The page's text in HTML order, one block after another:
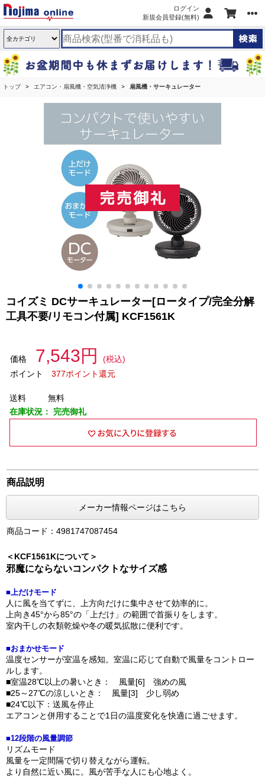
ログイン
新規会員登録(無料)
トップ エアコン・扇風機・空気清浄機 扇風機・サーキュレーター
コイズミ DCサーキュレーター[ロータイプ/完全分解
工具不要/リモコン付属] KCF1561K
価格 7,543円
(税込)
ポイント
377ポイント還元
送料
無料
在庫状況： 完売御礼
商品説明
メーカー情報ページはこちら
商品コード：4981747087454
＜KCF1561Kについて＞
邪魔にならないコンパクトなサイズ感
■上だけモード
人に風を当てずに、上方向だけに集中させて効率的に。
上向き45°から85°の「上だけ」の範囲で首振りをします。
室内干しの衣類乾燥や冬の暖気拡散に便利です。
■おまかせモード
温度センサーが室温を感知。室温に応じて自動で風量をコントロー
ルします。
■室温28℃以上の暑いとき： 風量[6] 強めの風
■25～27℃の涼しいとき： 風量[3] 少し弱め
■24℃以下：送風を停止
エアコンと併用することで1日の温度変化を快適に過ごせます。
■12段階の風量調節
リズムモード
風量を一定間隔で切り替えながら運転。
より自然に近い風に。風が苦手な人にも心地よく。